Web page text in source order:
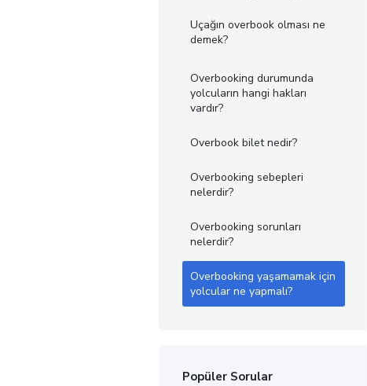
Uçağın overbook olması ne
demek?
Overbooking durumunda
yolcuların hangi hakları
vardır?
Overbook bilet nedir?
Overbooking sebepleri
nelerdir?
Overbooking sorunları
nelerdir?
Overbooking yaşamamak için
yolcular ne yapmalı?
Popüler Sorular